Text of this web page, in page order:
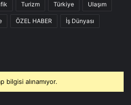
Turizm Türkiye Ulaşım
ÖZEL HABER İş Dünyası
bilgisi alınamıyor.